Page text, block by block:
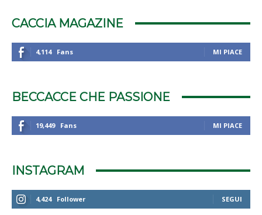
CACCIA MAGAZINE
4,114 Fans MI PIACE
BECCACCE CHE PASSIONE
19,449 Fans MI PIACE
INSTAGRAM
4,424 Follower SEGUI